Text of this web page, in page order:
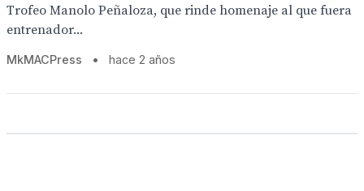
Trofeo Manolo Peñaloza, que rinde homenaje al que fuera
entrenador...
MkMACPress • hace 2 años